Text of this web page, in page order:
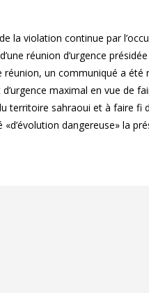
la violation continue par
réunion d’urgence
réunion, un communiqué a été
maximal en vue de
territoire sahraoui et à faire fi
dangereuse» la